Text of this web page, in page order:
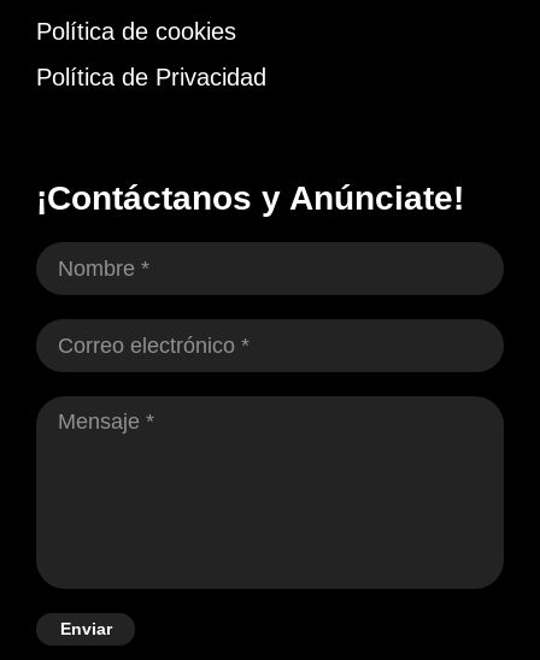
Política de cookies
Política de Privacidad
¡Contáctanos y Anúnciate!
Enviar